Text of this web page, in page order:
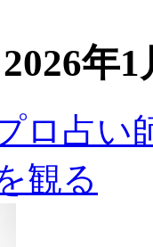
年1
ロ占い
観る